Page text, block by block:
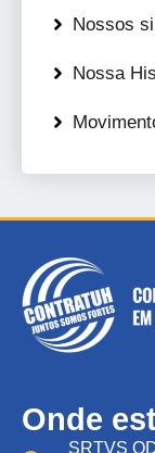
Nossos
Nossa
Onde
SRTVS